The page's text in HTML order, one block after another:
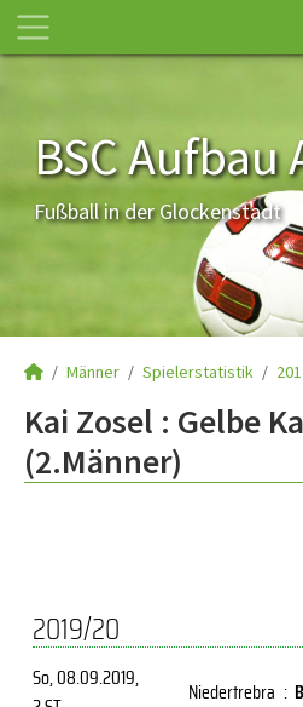
BSC Aufbau
Fußball in der Glockenstadt
Männer Spielerstatistik
Kai Zosel : Gelbe
(2.Männer)
2019/20
So, 08.09.2019,
Niedertrebra :